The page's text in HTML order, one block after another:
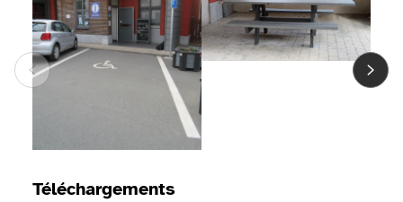
Téléchargements